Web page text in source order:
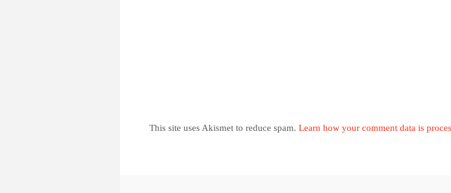
This site uses Akismet to reduce spam. Learn how your comment data is